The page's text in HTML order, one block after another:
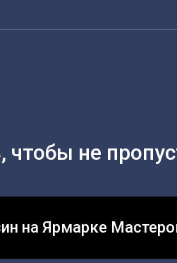
не
на Ярмарке